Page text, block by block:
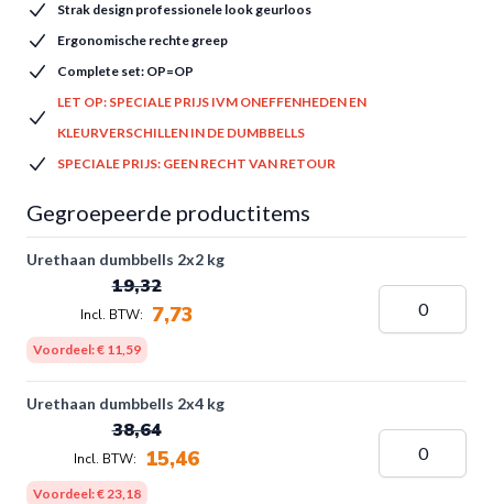
Strak design professionele look geurloos
Ergonomische rechte greep
Complete set: OP=OP
LET OP: SPECIALE PRIJS IVM ONEFFENHEDEN EN
KLEURVERSCHILLEN IN DE DUMBBELLS
SPECIALE PRIJS: GEEN RECHT VAN RETOUR
Gegroepeerde productitems
Urethaan dumbbells 2x2 kg
7,73
19,32
Voordeel:€ 11,59
Urethaan dumbbells 2x4 kg
15,46
38,64
Voordeel:€ 23,18